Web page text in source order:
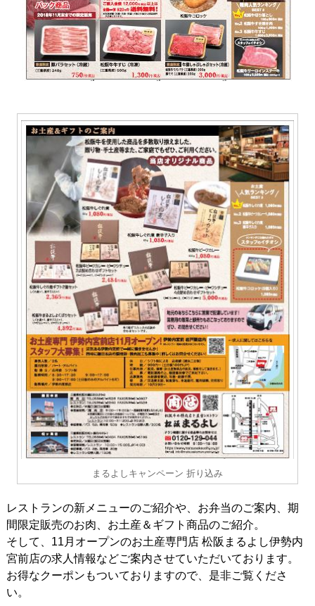
まるよしキャンペーン 折り込み
レストランの新メニューのご紹介や、お弁当のご案内、期
間限定販売のお肉、お土産＆ギフト商品のご紹介。
そして、11月オープンのお土産専門店 松阪まるよし伊勢内
宮前店の求人情報などご案内させていただいております。
お得なクーポンもついておりますので、是非ご覧くださ
い。